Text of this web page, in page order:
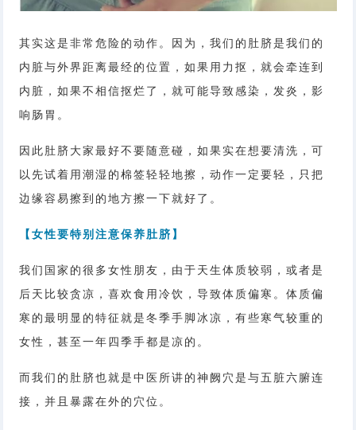
其实这是非常危险的动作。因为，我们的肚脐是我们的
内脏与外界距离最经的位置，如果用力抠，就会牵连到
内脏，如果不相信抠烂了，就可能导致感染，发炎，影
响肠胃。
因此肚脐大家最好不要随意碰，如果实在想要清洗，可
以先试着用潮湿的棉签轻轻地擦，动作一定要轻，只把
边缘容易擦到的地方擦一下就好了。
【女性要特别注意保养肚脐】
我们国家的很多女性朋友，由于天生体质较弱，或者是
后天比较贪凉，喜欢食用冷饮，导致体质偏寒。体质偏
寒的最明显的特征就是冬季手脚冰凉，有些寒气较重的
女性，甚至一年四季手都是凉的。
而我们的肚脐也就是中医所讲的神阙穴是与五脏六腑连
接，并且暴露在外的穴位。